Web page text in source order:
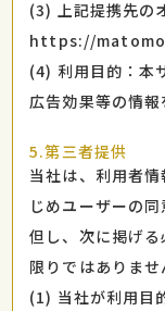
(3) 上記提携先の
https://
(4) 利用目的：本
広告効果等の情
5.第三者提供
当社は、利用者
じめユーザーの
但し、次に掲げ
限りではありませ
(1) 当社が利用目